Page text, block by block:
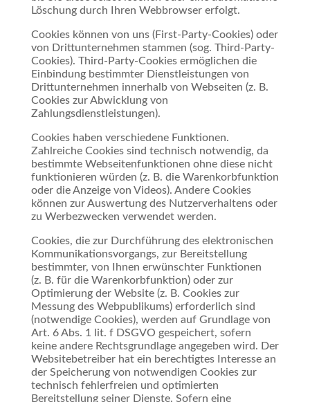
Löschung durch Ihren Webbrowser erfolgt.
Cookies können von uns (First-Party-Cookies) oder
von Drittunternehmen stammen (sog. Third-Party-
Cookies). Third-Party-Cookies ermöglichen die
Einbindung bestimmter Dienstleistungen von
Drittunternehmen innerhalb von Webseiten (z. B.
Cookies zur Abwicklung von
Zahlungsdienstleistungen).
Cookies haben verschiedene Funktionen.
Zahlreiche Cookies sind technisch notwendig, da
bestimmte Webseitenfunktionen ohne diese nicht
funktionieren würden (z. B. die Warenkorbfunktion
oder die Anzeige von Videos). Andere Cookies
können zur Auswertung des Nutzerverhaltens oder
zu Werbezwecken verwendet werden.
Cookies, die zur Durchführung des elektronischen
Kommunikationsvorgangs, zur Bereitstellung
bestimmter, von Ihnen erwünschter Funktionen
(z. B. für die Warenkorbfunktion) oder zur
Optimierung der Website (z. B. Cookies zur
Messung des Webpublikums) erforderlich sind
(notwendige Cookies), werden auf Grundlage von
Art. 6 Abs. 1 lit. f DSGVO gespeichert, sofern
keine andere Rechtsgrundlage angegeben wird. Der
Websitebetreiber hat ein berechtigtes Interesse an
der Speicherung von notwendigen Cookies zur
technisch fehlerfreien und optimierten
Bereitstellung seiner Dienste. Sofern eine